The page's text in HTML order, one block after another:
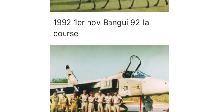
1992 1er nov Bangui 92 la
course